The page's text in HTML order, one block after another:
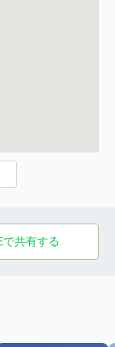
で共有する